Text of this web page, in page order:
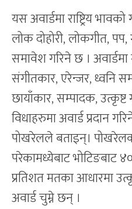
यस अवार्डमा राष्ट्रिय
लोक दोहोरी, लोकगीत,
समावेश गरिने छ ।
संगीतकार, एरेन्जर, ध्वनि
छायाँकार, सम्पादक,
विधाहरुमा अवार्ड प्रदान
पोखरेलले बताइन्।
परेकामध्येबाट भोटिङबाट
प्रतिशत मतका आधारमा
अवार्ड चुम्ने छन् ।